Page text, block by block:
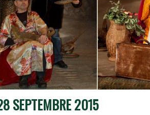
SEPTEMBRE 2015